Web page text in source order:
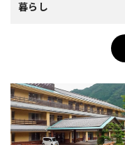
暮らし